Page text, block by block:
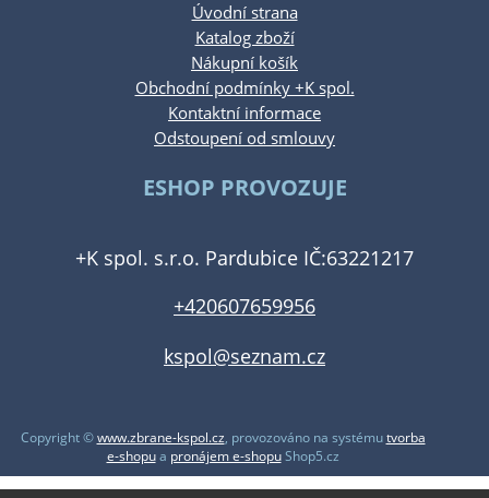
Úvodní strana
Katalog zboží
Nákupní košík
Obchodní podmínky +K spol.
Kontaktní informace
Odstoupení od smlouvy
ESHOP PROVOZUJE
+K spol. s.r.o. Pardubice IČ:63221217
+420607659956
kspol@seznam.cz
Copyright ©www.zbrane-kspol.cz, provozováno na systémutvorba
e-shopua pronájem e-shopuShop5.cz